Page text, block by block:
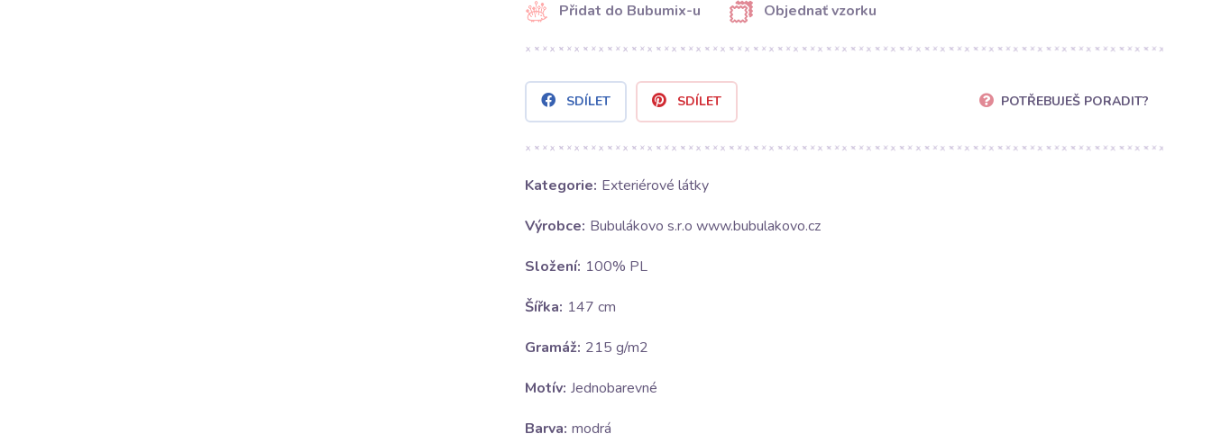
Přidat do Bubumix-u Objednať vzorku
SDÍLET SDÍLET POTŘEBUJEŠ PORADIT?
Kategorie: Exteriérové látky
Výrobce: Bubulákovo s.r.o www.bubulakovo.cz
Složení: 100% PL
Šířka: 147 cm
Gramáž: 215 g/m2
Motív: Jednobarevné
Barva: modrá